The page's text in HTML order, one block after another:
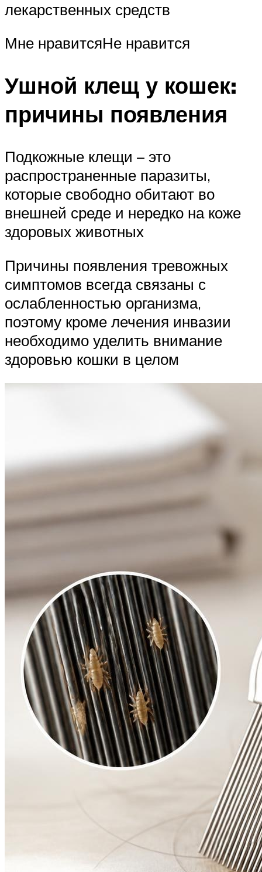
лекарственных средств
Мне нравитсяНе нравится
Ушной клещ у кошек:
причины появления
Подкожные клещи – это
распространенные паразиты,
которые свободно обитают во
внешней среде и нередко на коже
здоровых животных
Причины появления тревожных
симптомов всегда связаны с
ослабленностью организма,
поэтому кроме лечения инвазии
необходимо уделить внимание
здоровью кошки в целом